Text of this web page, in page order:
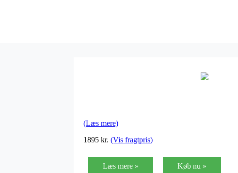
(Læs mere)
1895 kr. (Vis fragtpris)
Læs mere » Køb nu »